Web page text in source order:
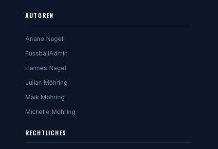
AUTOREN
Ariane Nagel
FussballAdmin
Hannes Nagel
Julian Möhring
Maik Möhring
Michelle Möhring
RECHTLICHES